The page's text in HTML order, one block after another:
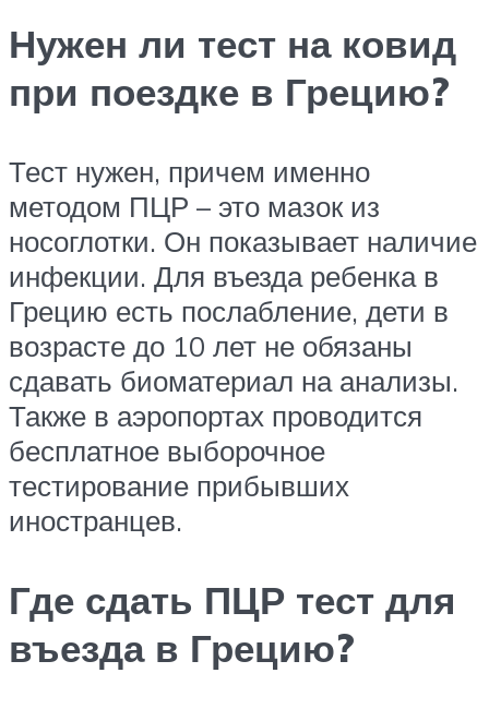
Нужен ли тест на ковид
при поездке в Грецию?
Тест нужен, причем именно
методом ПЦР – это мазок из
носоглотки. Он показывает наличие
инфекции. Для въезда ребенка в
Грецию есть послабление, дети в
возрасте до 10 лет не обязаны
сдавать биоматериал на анализы.
Также в аэропортах проводится
бесплатное выборочное
тестирование прибывших
иностранцев.
Где сдать ПЦР тест для
въезда в Грецию?